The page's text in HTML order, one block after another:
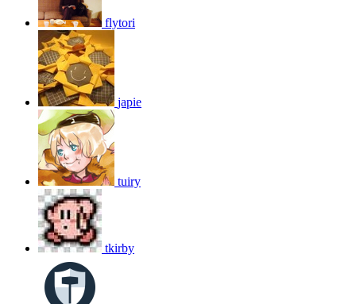
flytori
japie
tuiry
tkirby